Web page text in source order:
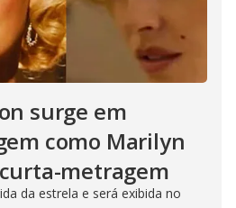
surge em
como Marilyn
metragem
da estrela e será exibida no